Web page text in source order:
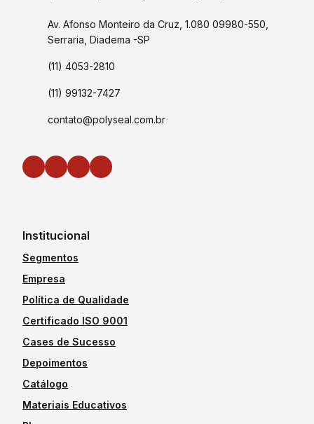
Av. Afonso Monteiro da Cruz, 1.080 09980-550,
Serraria, Diadema -SP
(11) 4053-2810
(11) 99132-7427
contato@polyseal.com.br
Institucional
Segmentos
Empresa
Política de Qualidade
Certificado ISO 9001
Cases de Sucesso
Depoimentos
Catálogo
Materiais Educativos